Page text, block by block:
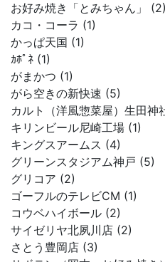
お好み焼き「とみちゃん」 (2)
カコ・コーラ (1)
かっぱ天国 (1)
ｶﾎﾟﾈ (1)
がまかつ (1)
がら空きの新快速 (5)
カルト（洋風惣菜屋）生田神
キリンビール尼崎工場 (1)
キングスアームス (4)
グリーンスタジアム神戸 (5)
グリコア (2)
ゴーフルのテレビCM (1)
コウベハイボール (2)
サイゼリヤ北夙川店 (2)
さとう豊岡店 (3)